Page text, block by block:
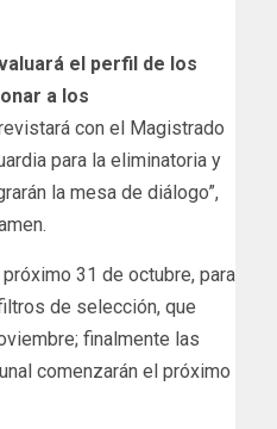
el perfil de los
a los
con el Magistrado
para la eliminatoria y
la mesa de diálogo”,
31 de octubre, para
de selección, que
finalmente las
comenzarán el próximo